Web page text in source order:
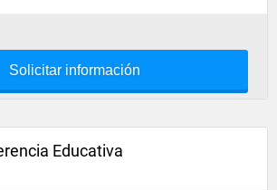
Solicitar información
Educativa